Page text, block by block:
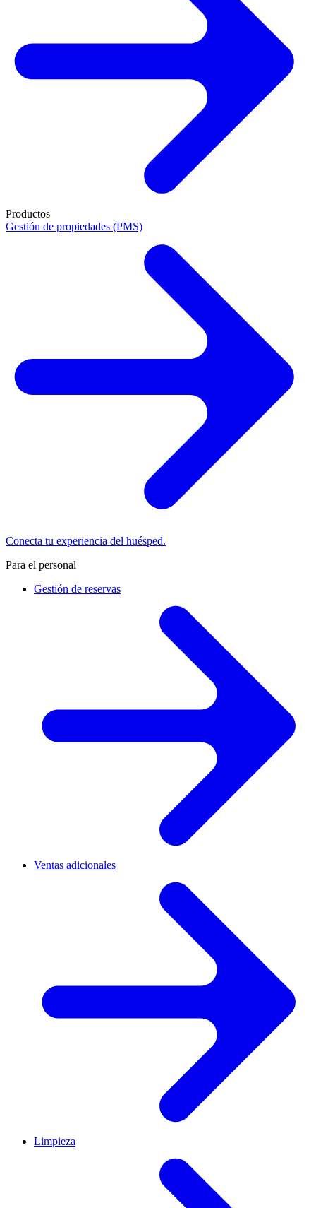
Productos
Gestión de propiedades (PMS)
Conecta tu experiencia del huésped.
Para el personal
Gestión de reservas
Ventas adicionales
Limpieza